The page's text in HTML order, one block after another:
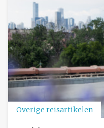
Overige reisartikelen